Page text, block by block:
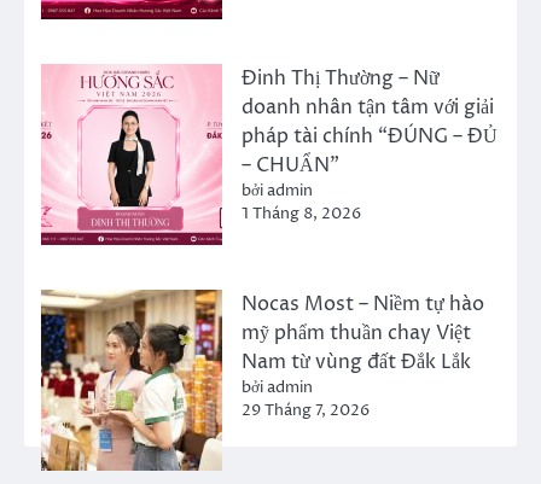
Đinh Thị Thường – Nữ
doanh nhân tận tâm với giải
pháp tài chính “ĐÚNG – ĐỦ
– CHUẨN”
bởi admin
1 Tháng 8, 2026
Nocas Most – Niềm tự hào
mỹ phẩm thuần chay Việt
Nam từ vùng đất Đắk Lắk
bởi admin
29 Tháng 7, 2026